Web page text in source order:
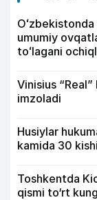
umumiy
toʻlagani
Vinisius
imzoladi
Husiylar
kamida 30
Toshkentda
qismi to‘rt